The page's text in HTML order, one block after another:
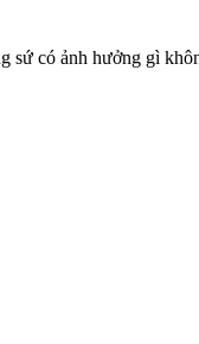
có ảnh hưởng gì